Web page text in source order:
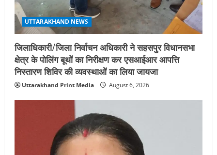
UTTARAKHAND NEWS
जिलाधिकारी/जिला निर्वाचन अधिकारी ने सहसपुर विधानसभा
क्षेत्र के पोलिंग बूथों का निरीक्षण कर एसआईआर आपत्ति
निस्तारण शिविर की व्यवस्थाओं का लिया जायजा
Uttarakhand Print Media August 6, 2026